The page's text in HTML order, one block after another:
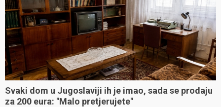
Svaki dom u Jugoslaviji ih je imao, sada se prodaju
za 200 eura: "Malo pretjerujete"